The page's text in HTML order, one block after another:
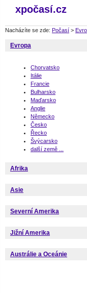
xpočasí.cz
Nacházíte se zde: Počasí >
Evropa
Chorvatsko
Itálie
Francie
Bulharsko
Maďarsko
Anglie
Německo
Česko
Řecko
Švýcarsko
další země ...
Afrika
Asie
Severní Amerika
Jižní Amerika
Austrálie a Oceánie